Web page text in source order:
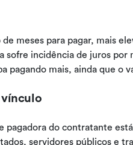
meses para pagar, mais
sofre incidência de juros
pagando mais, ainda que o
pagadora do contratante
servidores públicos e